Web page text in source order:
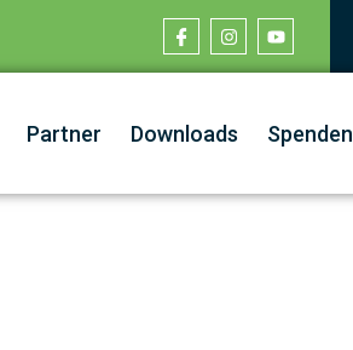
Partner Downloads Spenden